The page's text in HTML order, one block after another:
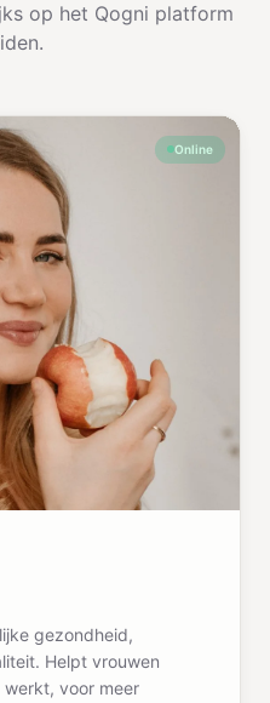
op het Qogni platform
Online
gezondheid,
Helpt vrouwen
werkt, voor meer